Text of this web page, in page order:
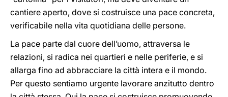
cantiere aperto, dove si costruisce una pace concreta,
verificabile nella vita quotidiana delle persone.
La pace parte dal cuore dell’uomo, attraversa le
relazioni, si radica nei quartieri e nelle periferie, e si
allarga fino ad abbracciare la città intera e il mondo.
Per questo sentiamo urgente lavorare anzitutto dentro